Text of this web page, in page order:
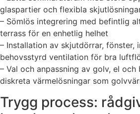
glaspartier och flexibla
– Sömlös integrering med befintlig
terrass för en enhetlig helhet
– Installation av skjutdörrar, fönster,
behovsstyrd ventilation för bra
– Val och anpassning av golv, el och
diskreta värmelösningar som
Trygg process: